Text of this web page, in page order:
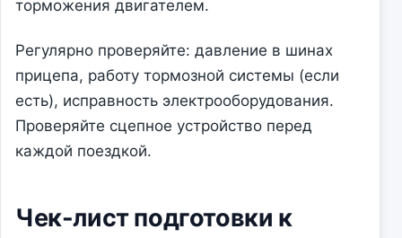
торможения двигателем.
Регулярно проверяйте: давление в шинах
прицепа, работу тормозной системы (если
есть), исправность электрооборудования.
Проверяйте сцепное устройство перед
каждой поездкой.
Чек-лист подготовки к